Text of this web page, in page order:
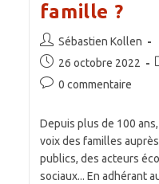
famille ?
Auteur/autrice
de
la
publication :
Sébastien Kollen
Publication
publiée :
26 octobre 2022
Commentaires
la
publication :
0 commentaire
Depuis plus de 100
voix des familles
publics, des acteurs
sociaux... En adhérant